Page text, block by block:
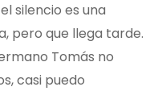
silencio es una
pero que llega tarde.
Tomás no
casi puedo